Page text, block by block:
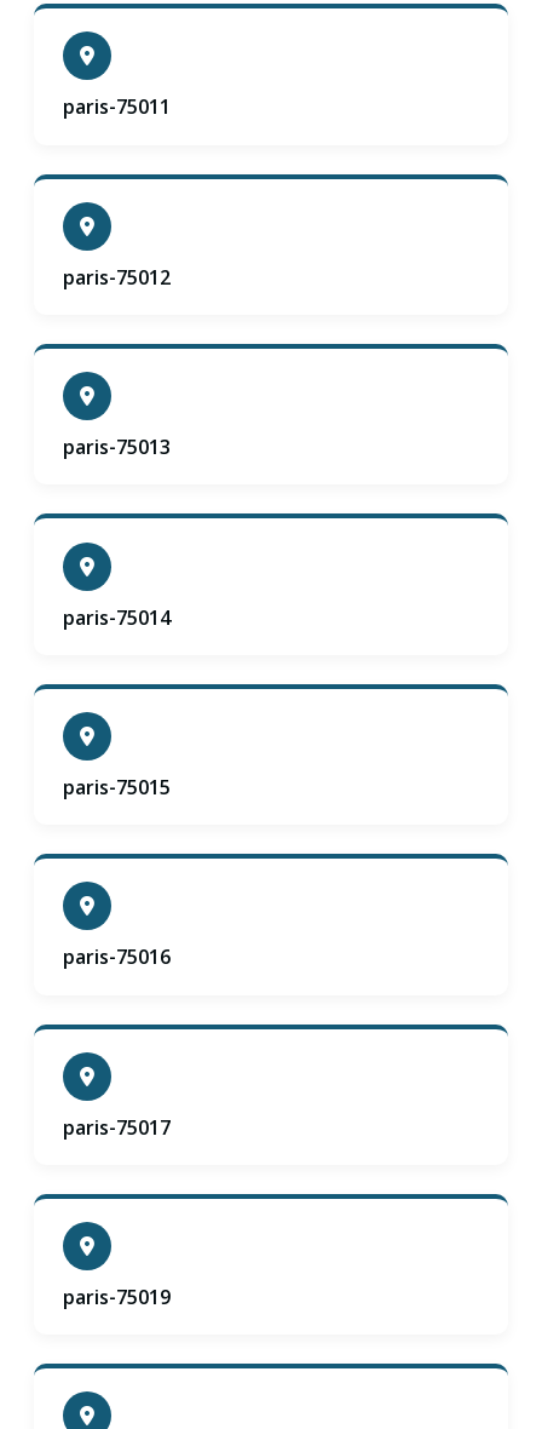
paris-75011
paris-75012
paris-75013
paris-75014
paris-75015
paris-75016
paris-75017
paris-75019